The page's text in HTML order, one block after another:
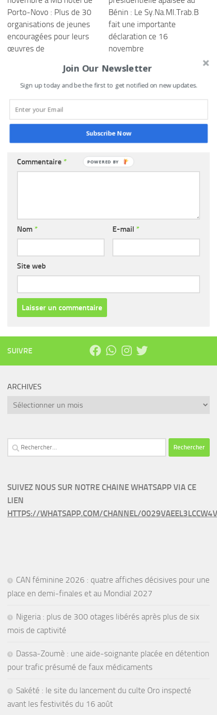
Porto-Novo : Plus de 30
organisations de jeunes
encouragées pour leurs
œuvres de
30 NOVEMBRE 2020
Bénin : Le Sy.Na.MI.Trab.B
fait une importante
déclaration ce 16
novembre
15 NOVEMBRE 2020
LAISSER UN COMMENTAIRE
Commentaire *
Nom * E-mail *
Site web
SUIVRE
ARCHIVES
Archives
Rechercher :
SUIVEZ NOUS SUR NOTRE CHAINE WHATSAPP VIA CE
LIEN
HTTPS://WHATSAPP.COM/CHANNEL/
CAN féminine 2026 : quatre affiches décisives pour une
place en demi-finales et au Mondial 2027
Nigeria : plus de 300 otages libérés après plus de six
mois de captivité
Dassa-Zoumè : une aide-soignante placée en détention
pour trafic présumé de faux médicaments
Sakété : le site du lancement du culte Oro inspecté
avant les festivités du 16 août
Join Our Newsletter
Sign up today and be the first to get notified on new updates.
Subscribe Now
POWERED
BY